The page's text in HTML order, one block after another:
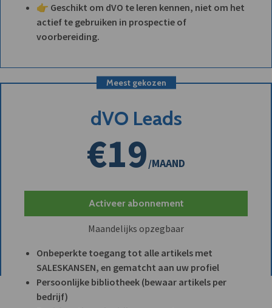
👉 Geschikt om dVO te leren kennen, niet om het
actief te gebruiken in prospectie of
voorbereiding.
Meest gekozen
dVO Leads
€19/MAAND
Activeer abonnement
Maandelijks opzegbaar
Onbeperkte toegang tot alle artikels met
SALESKANSEN, en gematcht aan uw profiel
Persoonlijke bibliotheek (bewaar artikels per
bedrijf)